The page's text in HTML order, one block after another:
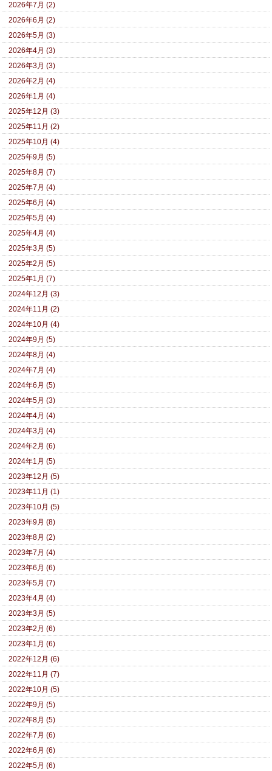
2026年7月 (2)
2026年6月 (2)
2026年5月 (3)
2026年4月 (3)
2026年3月 (3)
2026年2月 (4)
2026年1月 (4)
2025年12月 (3)
2025年11月 (2)
2025年10月 (4)
2025年9月 (5)
2025年8月 (7)
2025年7月 (4)
2025年6月 (4)
2025年5月 (4)
2025年4月 (4)
2025年3月 (5)
2025年2月 (5)
2025年1月 (7)
2024年12月 (3)
2024年11月 (2)
2024年10月 (4)
2024年9月 (5)
2024年8月 (4)
2024年7月 (4)
2024年6月 (5)
2024年5月 (3)
2024年4月 (4)
2024年3月 (4)
2024年2月 (6)
2024年1月 (5)
2023年12月 (5)
2023年11月 (1)
2023年10月 (5)
2023年9月 (8)
2023年8月 (2)
2023年7月 (4)
2023年6月 (6)
2023年5月 (7)
2023年4月 (4)
2023年3月 (5)
2023年2月 (6)
2023年1月 (6)
2022年12月 (6)
2022年11月 (7)
2022年10月 (5)
2022年9月 (5)
2022年8月 (5)
2022年7月 (6)
2022年6月 (6)
2022年5月 (6)